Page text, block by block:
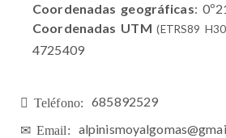
Coordenadas geográficas:
Coordenadas UTM (ETRS89
4725409
Teléfono: 685892529
Email: